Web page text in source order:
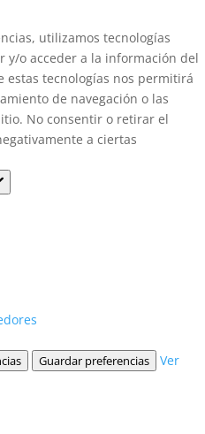
utilizamos tecnologías
y/o acceder a la información del
estas tecnologías nos permitirá
de navegación o las
No consentir o retirar el
a ciertas
Guardar preferencias
Ver